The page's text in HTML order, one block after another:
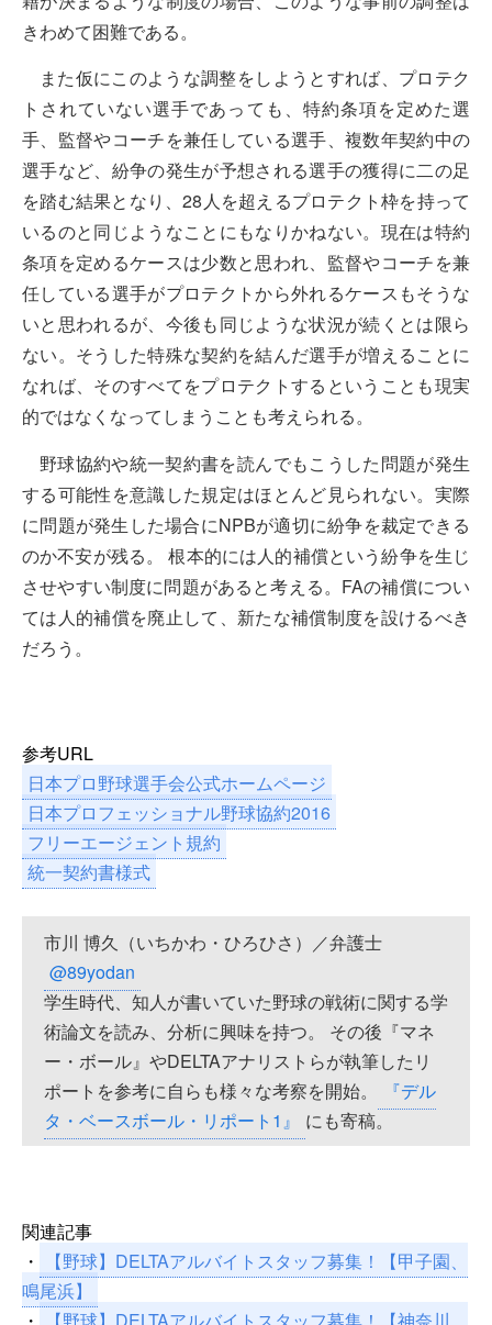
きわめて困難である。
また仮にこのような調整をしようとすれば、プロテク
トされていない選手であっても、特約条項を定めた選
手、監督やコーチを兼任している選手、複数年契約中の
選手など、紛争の発生が予想される選手の獲得に二の足
を踏む結果となり、28人を超えるプロテクト枠を持って
いるのと同じようなことにもなりかねない。現在は特約
条項を定めるケースは少数と思われ、監督やコーチを兼
任している選手がプロテクトから外れるケースもそうな
いと思われるが、今後も同じような状況が続くとは限ら
ない。そうした特殊な契約を結んだ選手が増えることに
なれば、そのすべてをプロテクトするということも現実
的ではなくなってしまうことも考えられる。
野球協約や統一契約書を読んでもこうした問題が発生
する可能性を意識した規定はほとんど見られない。実際
に問題が発生した場合にNPBが適切に紛争を裁定できる
のか不安が残る。 根本的には人的補償という紛争を生じ
させやすい制度に問題があると考える。FAの補償につい
ては人的補償を廃止して、新たな補償制度を設けるべき
だろう。
参考URL
日本プロ野球選手会公式ホームページ
日本プロフェッショナル野球協約2016
フリーエージェント規約
統一契約書様式
市川 博久（いちかわ・ひろひさ）／弁護士
@89yodan
学生時代、知人が書いていた野球の戦術に関する学
術論文を読み、分析に興味を持つ。 その後『マネ
ー・ボール』やDELTAアナリストらが執筆したリ
ポートを参考に自らも様々な考察を開始。
『デル
タ・ベースボール・リポート1』
にも寄稿。
関連記事
・
【野球】DELTAアルバイトスタッフ募集！【甲子園、
鳴尾浜】